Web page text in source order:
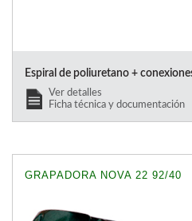
Espiral de poliuretano +
Ver detalles
Ficha técnica y documentación
GRAPADORA NOVA 22 92/40